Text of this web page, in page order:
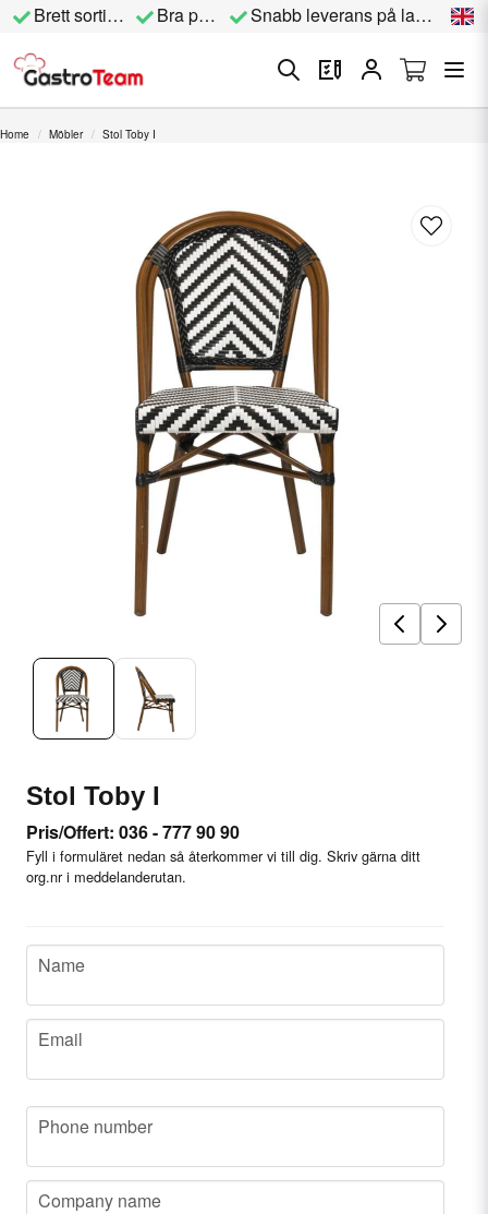
Brett sortiment Bra priser Snabb leverans på lagervara
Home Möbler Stol Toby I
Stol Toby I
Pris/Offert: 036 - 777 90 90
Fyll i formuläret nedan så återkommer vi till dig. Skriv gärna ditt
org.nr i meddelanderutan.
name
Name
email
Email
phone
Phone number
company
Company name